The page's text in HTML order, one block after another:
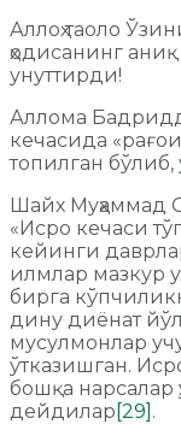
Аллоҳ таоло
ҳодисанинг
унуттирди!
Аллома
кечасида
топилган
Шайх Муҳаммад
«Исро кечаси
кейинги
илмлар мазкур
бирга
дину диёнат
мусулмонлар
ўтказишган.
бошқа нарсалар
дейдилар [29] .